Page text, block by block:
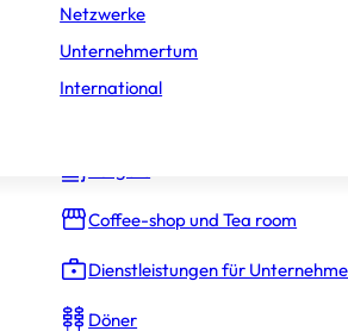
Auto, Motorrad und Fahrrad
Coffee-shop und Tea room
Dienstleistungen für
Döner
Netzwerke
Unternehmertum
International
VERÖFFENTLICHT AM 1. APRIL 2026